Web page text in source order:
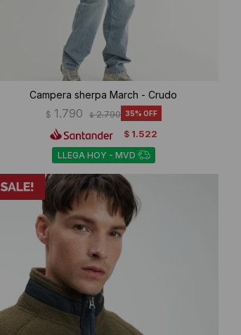
Campera sherpa March - Crudo
$ 1.790 $ 2.790 35
$ 1.522
LLEGA HOY - MVD